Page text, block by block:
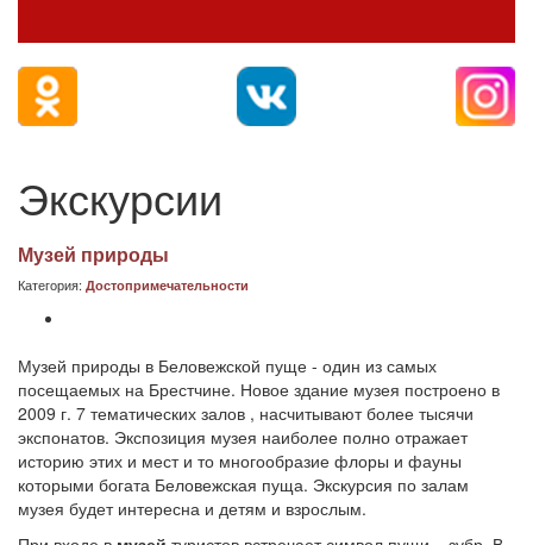
Экскурсии
Музей природы
Категория: Достопримечательности
Музей природы в Беловежской пуще - один из самых
посещаемых на Брестчине. Новое здание музея построено в
2009 г. 7 тематических залов , насчитывают более тысячи
экспонатов. Экспозиция музея наиболее полно отражает
историю этих и мест и то многообразие флоры и фауны
которыми богата Беловежская пуща. Экскурсия по залам
музея будет интересна и детям и взрослым.